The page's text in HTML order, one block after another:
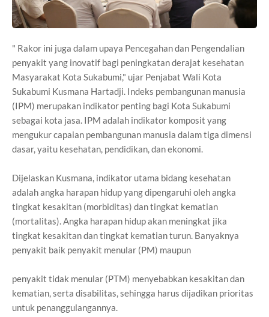
" Rakor ini juga dalam upaya Pencegahan dan Pengendalian
penyakit yang inovatif bagi peningkatan derajat kesehatan
Masyarakat Kota Sukabumi," ujar Penjabat Wali Kota
Sukabumi Kusmana Hartadji. Indeks pembangunan manusia
(IPM) merupakan indikator penting bagi Kota Sukabumi
sebagai kota jasa. IPM adalah indikator komposit yang
mengukur capaian pembangunan manusia dalam tiga dimensi
dasar, yaitu kesehatan, pendidikan, dan ekonomi.
Dijelaskan Kusmana, indikator utama bidang kesehatan
adalah angka harapan hidup yang dipengaruhi oleh angka
tingkat kesakitan (morbiditas) dan tingkat kematian
(mortalitas). Angka harapan hidup akan meningkat jika
tingkat kesakitan dan tingkat kematian turun. Banyaknya
penyakit baik penyakit menular (PM) maupun
penyakit tidak menular (PTM) menyebabkan kesakitan dan
kematian, serta disabilitas, sehingga harus dijadikan prioritas
untuk penanggulangannya.